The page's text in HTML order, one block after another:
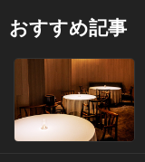
おすすめ記事